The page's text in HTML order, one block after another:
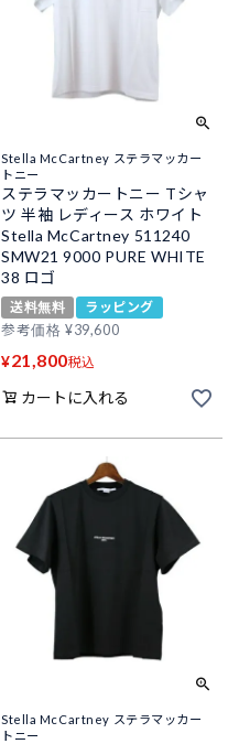
Stella McCartney ステラマッカー
トニー
ステラマッカートニー Tシャ
ツ 半袖 レディース ホワイト
Stella McCartney 511240
SMW21 9000 PURE WHITE
38 ロゴ
送料無料
ラッピング
参考価格 ¥39,600
¥21,800税込
カートに入れる
Stella McCartney ステラマッカー
トニー